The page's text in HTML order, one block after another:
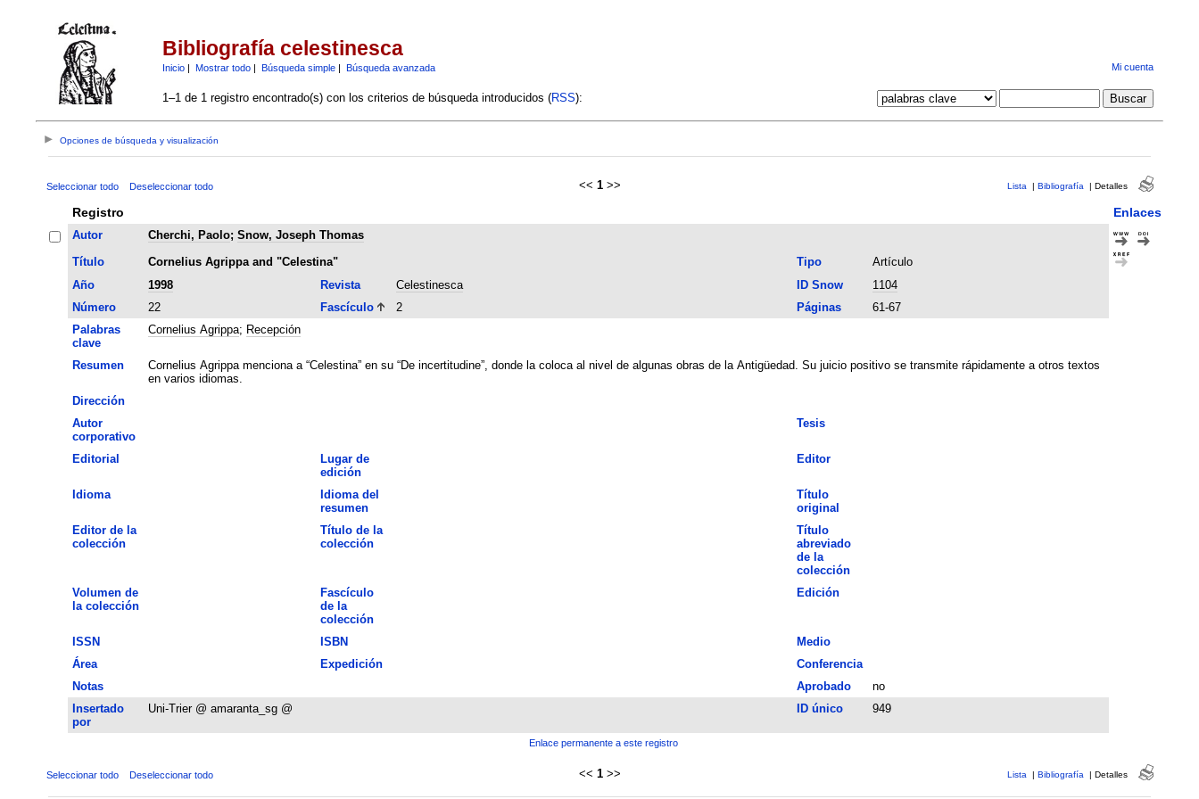
Bibliografía celestinesca
Inicio| Mostrar todo| Búsqueda simple| Búsqueda avanzada Mi cuenta
1–1 de 1 registro encontrado(s) con los criterios de búsqueda introducidos (RSS):
Opciones de búsqueda y visualización
Seleccionar todo Deseleccionar todo << 1 >> Lista | Bibliografía | Detalles
Registro Enlaces
Autor Cherchi, Paolo; Snow, Joseph Thomas
Título
Cornelius Agrippa and "Celestina" Tipo
Artículo
Año
1998 Revista Celestinesca ID Snow
1104
Número
22 Fascículo 2 Páginas
61-67
Palabras
clave
Cornelius Agrippa; Recepción
Resumen
Cornelius Agrippa menciona a “Celestina” en su “De incertitudine”, donde la coloca al nivel de algunas obras de la Antigüedad. Su juicio positivo se transmite rápidamente a otros textos
en varios idiomas.
Dirección
Autor
corporativo
Tesis
Editorial
Lugar de
edición
Editor
Idioma
Idioma del
resumen
Título
original
Editor de la
colección
Título de la
colección
Título
abreviado
de la
colección
Volumen de
la colección
Fascículo
de la
colección
Edición
ISSN ISBN
Medio
Área
Expedición
Conferencia
Notas
Aprobado
no
Insertado
por
Uni-Trier @ amaranta_sg @ ID único 949
Enlace permanente a este registro
Seleccionar todo Deseleccionar todo << 1 >> Lista | Bibliografía | Detalles